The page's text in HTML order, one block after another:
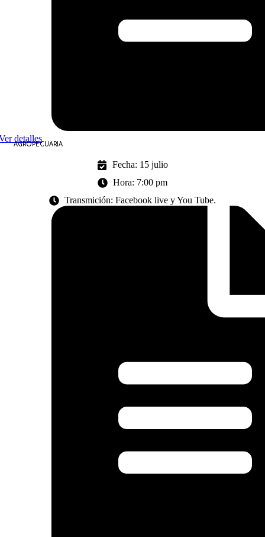
detalles
AGROPECUARIA
Fecha: 15 julio
Hora: 7:00 pm
Transmición: Facebook live y You Tube.